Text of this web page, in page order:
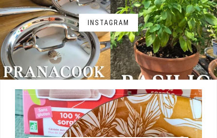
INSTAGRAM